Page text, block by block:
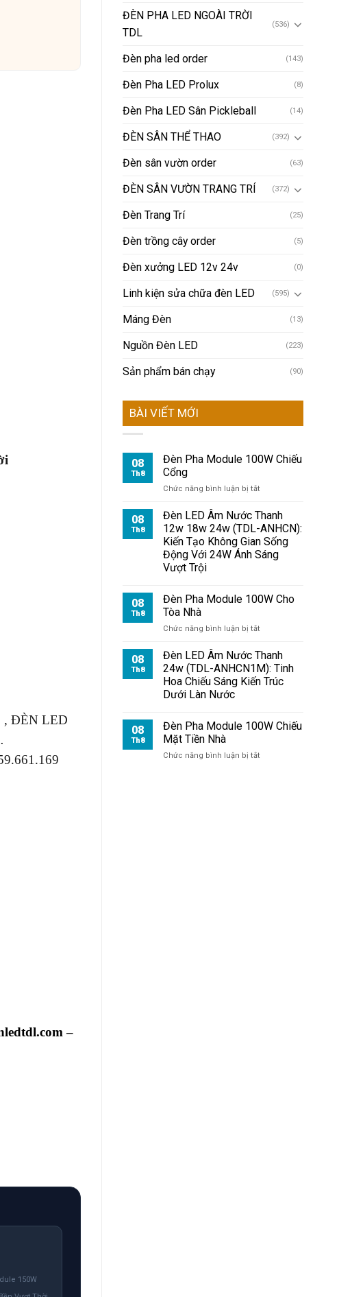
, ĐÈN LED
–
150W
ĐÈN PHA LED NGOÀI TRỜI
TDL
(536)
Đèn pha led order (143)
Đèn Pha LED Prolux (8)
Đèn Pha LED Sân Pickleball (14)
ĐÈN SÂN THỂ THAO (392)
Đèn sân vườn order (63)
ĐÈN SÂN VƯỜN TRANG TRÍ (372)
Đèn Trang Trí (25)
Đèn trồng cây order (5)
Đèn xưởng LED 12v 24v (0)
Linh kiện sửa chữa đèn LED (595)
Máng Đèn (13)
Nguồn Đèn LED (223)
Sản phẩm bán chạy (90)
BÀI VIẾT MỚI
08
Th8
Đèn Pha Module 100W Chiếu
Cổng
Chức năng bình luận bị tắt
Pha
Module
100W
Chiếu
Cổng
08
Th8
Đèn LED Âm Nước Thanh
12w 18w 24w (TDL-ANHCN):
Kiến Tạo Không Gian Sống
Động Với 24W Ánh Sáng
Vượt Trội
08
Th8
Đèn Pha Module 100W Cho
Tòa Nhà
Chức năng bình luận bị tắt
Pha
Module
100W
Cho
08
Th8
Đèn LED Âm Nước Thanh
24w (TDL-ANHCN1M): Tinh
Hoa Chiếu Sáng Kiến Trúc
Dưới Làn Nước
08
Th8
Đèn Pha Module 100W Chiếu
Mặt Tiền Nhà
Chức năng bình luận bị tắt